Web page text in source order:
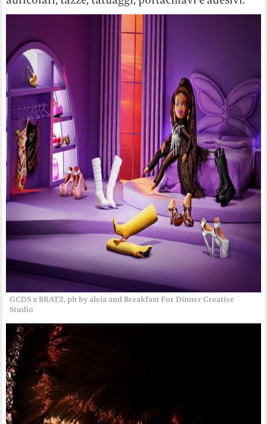
GCDS x BRATZ, ph by aleia and Breakfast For Dinner Creative
Studio